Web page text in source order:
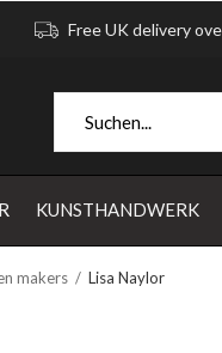
KUNSTHANDWERK
Free UK delivery
makers Lisa Naylor